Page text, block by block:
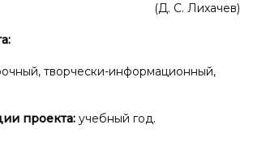
(Д. С. Лихачев)
творчески-информационный,
проекта: учебный год.